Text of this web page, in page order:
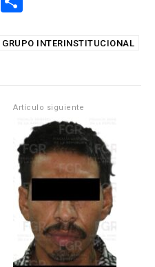
ail m
tir
GRUPO INTERINSTITUCIONAL
Artículo siguiente